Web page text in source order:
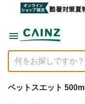
ペットスエット 500ml